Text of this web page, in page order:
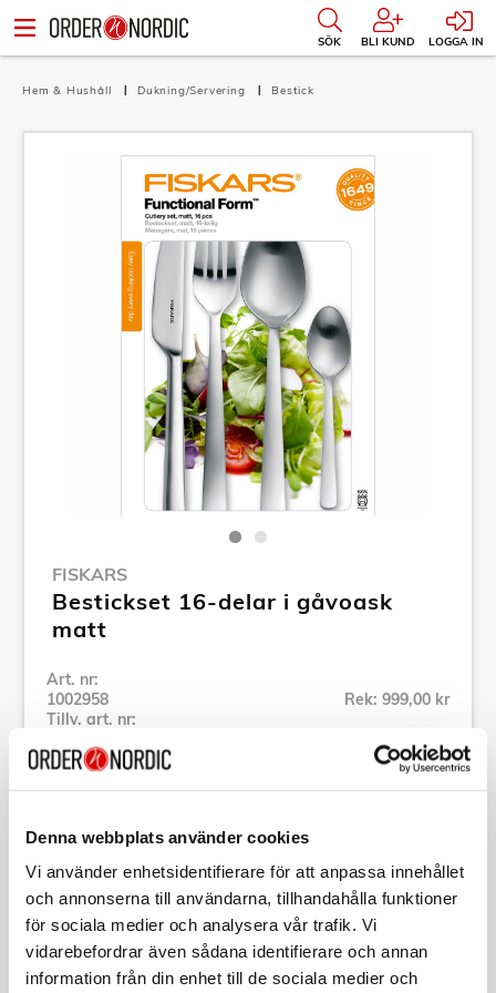
Denna webbplats använder cookies
Vi använder enhetsidentifierare för att anpassa innehållet
och annonserna till användarna, tillhandahålla funktioner
för sociala medier och analysera vår trafik. Vi
vidarebefordrar även sådana identifierare och annan
information från din enhet till de sociala medier och
SÖK BLI KUND LOGGA IN
Hem & Hushåll Dukning/Servering Bestick
FISKARS
Bestickset 16-delar i gåvoask
matt
Art. nr:
1002958
Tillv. art. nr:
Rek: 999,00 kr
Se alla produkter inom Fiskars
Beskrivning
Art. nr:1002958